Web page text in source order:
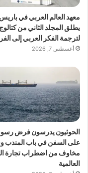
معهد العالم العربي في باريس
يطلق المجلد الثاني من كتالوج
لترجمة الفكر العربي إلى
أغسطس 7, 2026
الحوثيون يدرسون فرض
على السفن في باب المندب
مخاوف من اضطراب تجارة
العالمية